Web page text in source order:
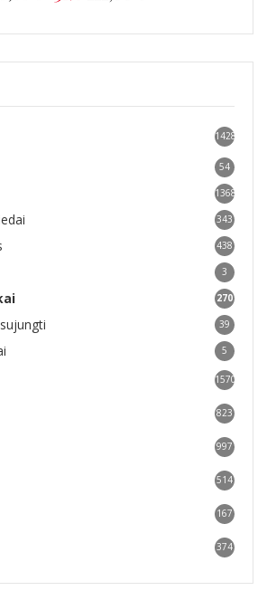
1428
54
1368
343
438
3
270
39
5
1570
823
997
514
167
374